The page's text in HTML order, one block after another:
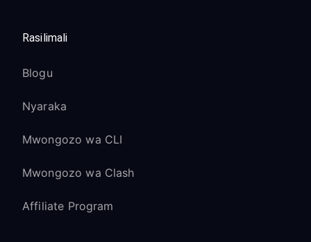
Rasilimali
Blogu
Nyaraka
Mwongozo wa CLI
Mwongozo wa Clash
Affiliate Program